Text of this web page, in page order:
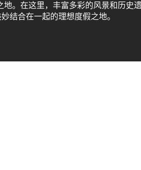
。在这里，丰富多彩的风景和历史
结合在一起的理想度假之地。